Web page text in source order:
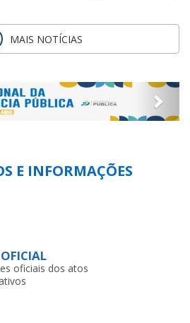
MAIS NOTÍCIAS
Next
E INFORMAÇÕES
oficiais dos atos